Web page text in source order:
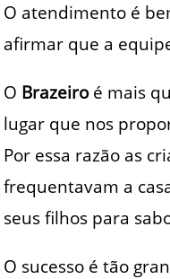
O atendimento é
afirmar que a
O Brazeiroé mais
lugar que nos
Por essa razão as
frequentavam a
seus filhos para
O sucesso é tão